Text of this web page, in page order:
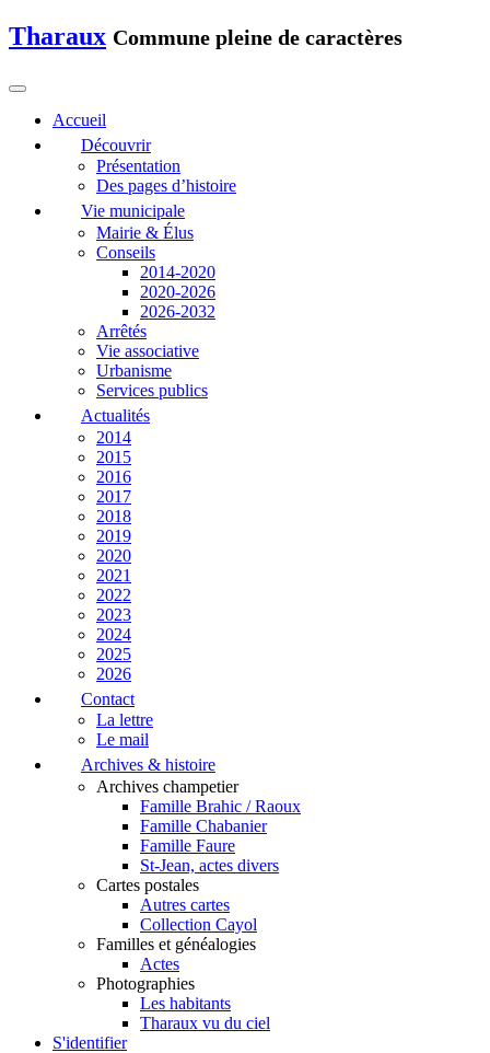
Tharaux Commune pleine de caractères
Accueil
Découvrir
Présentation
Des pages d’histoire
Vie municipale
Mairie & Élus
Conseils
2014-2020
2020-2026
2026-2032
Arrêtés
Vie associative
Urbanisme
Services publics
Actualités
2014
2015
2016
2017
2018
2019
2020
2021
2022
2023
2024
2025
2026
Contact
La lettre
Le mail
Archives & histoire
Archives champetier
Famille Brahic / Raoux
Famille Chabanier
Famille Faure
St-Jean, actes divers
Cartes postales
Autres cartes
Collection Cayol
Familles et généalogies
Actes
Photographies
Les habitants
Tharaux vu du ciel
S'identifier